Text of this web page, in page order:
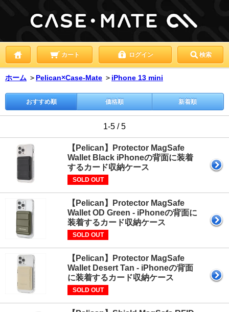
カート ログイン 検索
ホーム ＞ Pelican×Case-Mate ＞ iPhone 13 mini
おすすめ順 価格順 新着順
1-5 / 5
【Pelican】Protector MagSafe
Wallet Black iPhoneの背面に装着
するカード収納ケース
SOLD OUT
【Pelican】Protector MagSafe
Wallet OD Green - iPhoneの背面に
装着するカード収納ケース
SOLD OUT
【Pelican】Protector MagSafe
Wallet Desert Tan - iPhoneの背面
に装着するカード収納ケース
SOLD OUT